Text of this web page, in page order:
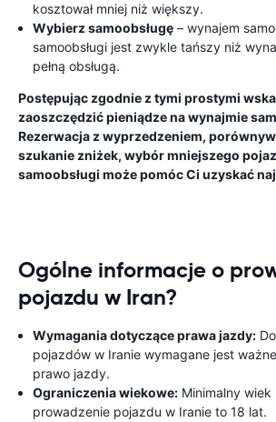
kosztował mniej niż większy.
Wybierz samoobsługę – wynajem
samoobsługi jest zwykle tańszy niż
pełną obsługą.
Postępując zgodnie z tymi prostymi
zaoszczędzić pieniądze na wynajmie
Rezerwacja z wyprzedzeniem,
szukanie zniżek, wybór mniejszego
samoobsługi może pomóc Ci uzyskać
Ogólne informacje o
pojazdu w Iran?
Wymagania dotyczące prawa jazdy:
pojazdów w Iranie wymagane jest
prawo jazdy.
Ograniczenia wiekowe: Minimalny
prowadzenie pojazdu w Iranie to 18 lat.